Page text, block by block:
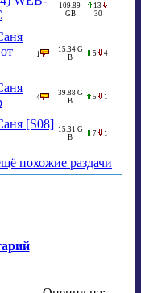
109.89
GB
13
30
1
15.34 G
B
5 4
4
39.88 G
B
5 1
[S08] 15.31 G
B
7 1
похожие раздачи